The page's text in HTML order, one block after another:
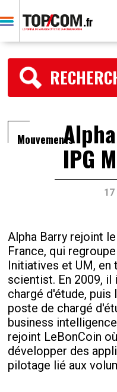
Mouvements
IPG
17
Alpha Barry rejoint
France, qui
Initiatives et UM, en
scientist. En 2009,
chargé d'étude, puis
poste de chargé
business
rejoint LeBonCoin
développer des
pilotage lié aux